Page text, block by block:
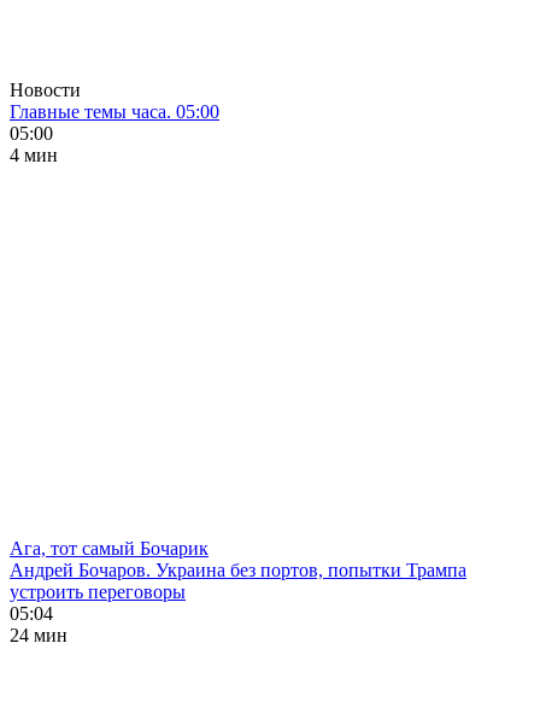
Новости
Главные темы часа. 05:00
05:00
4 мин
Ага, тот самый Бочарик
Андрей Бочаров. Украина без портов, попытки Трампа
устроить переговоры
05:04
24 мин